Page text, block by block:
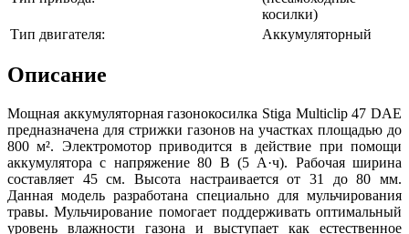
косилки)
Тип двигателя:
Аккумуляторный
Описание
Мощная аккумуляторная газонокосилка Stiga Multiclip 47 DAE
предназначена для стрижки газонов на участках площадью до
800 м². Электромотор приводится в действие при помощи
аккумулятора с напряжение 80 В (5 А·ч). Рабочая ширина
составляет 45 см. Высота настраивается от 31 до 80 мм.
Данная модель разработана специально для мульчирования
травы. Мульчирование помогает поддерживать оптимальный
уровень влажности газона и выступает как естественное